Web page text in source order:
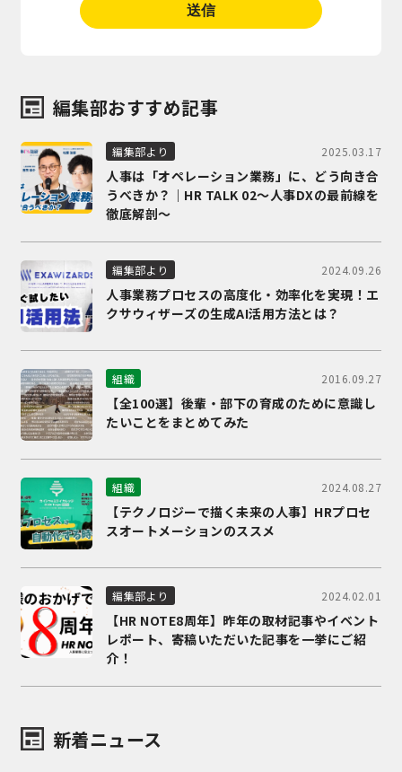
編集部おすすめ記事
編集部より 2025.03.17
人事は「オペレーション業務」に、どう向き合
うべきか？｜HR TALK 02～人事DXの最前線を
徹底解剖～
編集部より 2024.09.26
人事業務プロセスの高度化・効率化を実現！エ
クサウィザーズの生成AI活用方法とは？
組織 2016.09.27
【全100選】後輩・部下の育成のために意識し
たいことをまとめてみた
組織 2024.08.27
【テクノロジーで描く未来の人事】HRプロセ
スオートメーションのススメ
編集部より 2024.02.01
【HR NOTE8周年】昨年の取材記事やイベント
レポート、寄稿いただいた記事を一挙にご紹
介！
新着ニュース